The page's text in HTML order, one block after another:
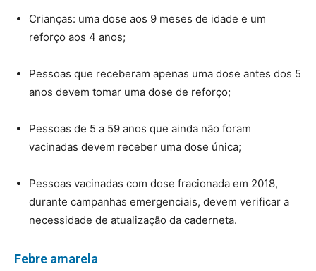
Crianças: uma dose aos 9 meses de idade e um
reforço aos 4 anos;
Pessoas que receberam apenas uma dose antes dos 5
anos devem tomar uma dose de reforço;
Pessoas de 5 a 59 anos que ainda não foram
vacinadas devem receber uma dose única;
Pessoas vacinadas com dose fracionada em 2018,
durante campanhas emergenciais, devem verificar a
necessidade de atualização da caderneta.
Febre amarela